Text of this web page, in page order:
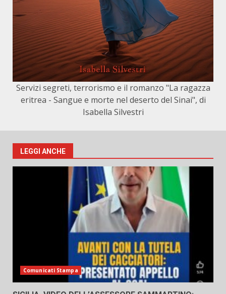
Servizi segreti, terrorismo e il romanzo "La ragazza
eritrea - Sangue e morte nel deserto del Sinai", di
Isabella Silvestri
LEGGI ANCHE
Comunicati Stampa